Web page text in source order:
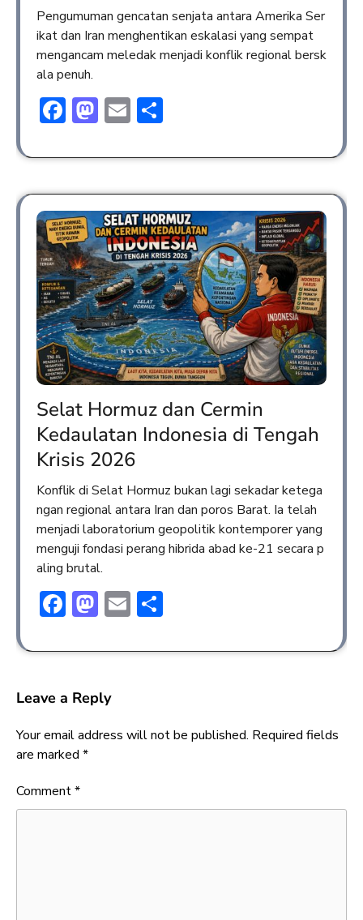
Pengumuman gencatan senjata antara Amerika Ser
ikat dan Iran menghentikan eskalasi yang sempat
mengancam meledak menjadi konflik regional bersk
ala penuh.
Facebook
Mastodon
Email
Selat Hormuz dan Cermin
Kedaulatan Indonesia di Tengah
Krisis 2026
Konflik di Selat Hormuz bukan lagi sekadar ketega
ngan regional antara Iran dan poros Barat. Ia telah
menjadi laboratorium geopolitik kontemporer yang
menguji fondasi perang hibrida abad ke-21 secara p
aling brutal.
Facebook
Mastodon
Email
Leave a Reply
Your email address will not be published. Required fields
are marked *
Comment*